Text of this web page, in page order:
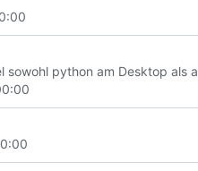
sowohl python am Desktop als